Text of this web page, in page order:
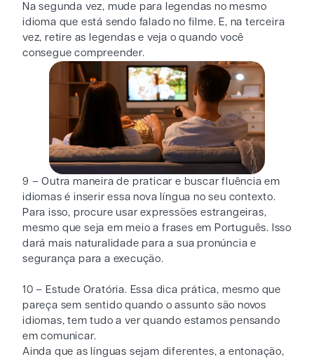
Na segunda vez, mude para legendas no mesmo
idioma que está sendo falado no filme. E, na terceira
vez, retire as legendas e veja o quando você
consegue compreender.
9 – Outra maneira de praticar e buscar fluência em
idiomas é inserir essa nova língua no seu contexto.
Para isso, procure usar expressões estrangeiras,
mesmo que seja em meio a frases em Português. Isso
dará mais naturalidade para a sua pronúncia e
segurança para a execução.
10 – Estude Oratória. Essa dica prática, mesmo que
pareça sem sentido quando o assunto são novos
idiomas, tem tudo a ver quando estamos pensando
em comunicar.
Ainda que as línguas sejam diferentes, a entonação,